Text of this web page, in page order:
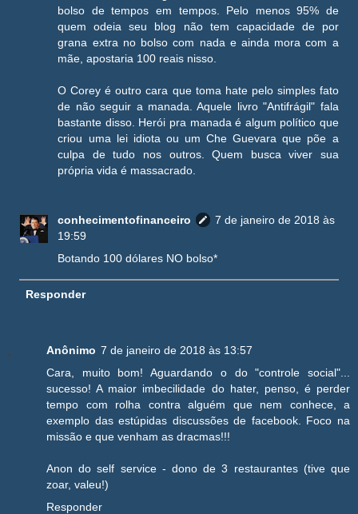
bolso de tempos em tempos. Pelo menos 95% de
quem odeia seu blog não tem capacidade de por
grana extra no bolso com nada e ainda mora com a
mãe, apostaria 100 reais nisso.
O Corey é outro cara que toma hate pelo simples fato
de não seguir a manada. Aquele livro "Antifrágil" fala
bastante disso. Herói pra manada é algum político que
criou uma lei idiota ou um Che Guevara que põe a
culpa de tudo nos outros. Quem busca viver sua
própria vida é massacrado.
conhecimentofinanceiro
7 de janeiro de 2018 às
19:59
Botando 100 dólares NO bolso*
Responder
Anônimo 7 de janeiro de 2018 às 13:57
Cara, muito bom! Aguardando o do "controle social"...
sucesso! A maior imbecilidade do hater, penso, é perder
tempo com rolha contra alguém que nem conhece, a
exemplo das estúpidas discussões de facebook. Foco na
missão e que venham as dracmas!!!
Anon do self service - dono de 3 restaurantes (tive que
zoar, valeu!)
Responder